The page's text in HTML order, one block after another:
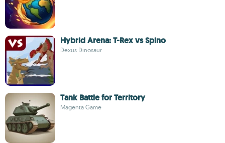
Hybrid Arena: T-Rex vs Spino
Dexus Dinosaur
Tank Battle for Territory
Magenta Game